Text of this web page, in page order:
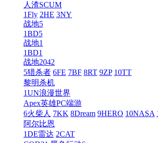
人渣SCUM
1Fly 2HE 3NY
战地5
1BD5
战地1
1BD1
战地2042
5猎杀者 6FE 7BF 8RT 9ZP 10TT
黎明杀机
1UN浪漫世界
Apex英雄PC端游
6火柴人 7KK 8Dream 9HERO 10NASA
阿尔比恩
1DE雷达 2CAT